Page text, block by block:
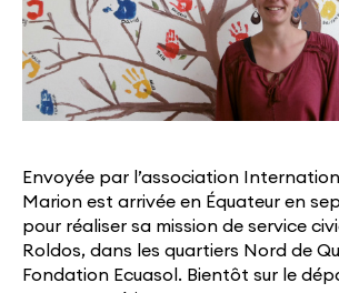
Envoyée par l’association
Marion est arrivée en Équateur en
pour réaliser sa mission de service
Roldos, dans les quartiers Nord de
Fondation Ecuasol. Bientôt sur le